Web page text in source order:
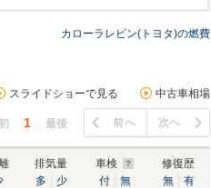
カローラレビン(トヨタ)の燃費
スライドショーで見る 中古車相場
1 最後 前へ 次へ
排気量
多
少
車検
付
無
修復歴
無
有